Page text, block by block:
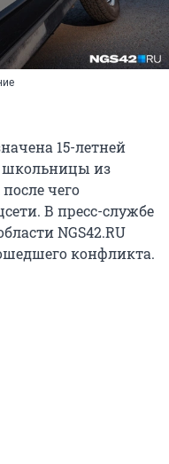
15-летней
школьницы из
чего
В пресс-службе
NGS42.RU
конфликта.